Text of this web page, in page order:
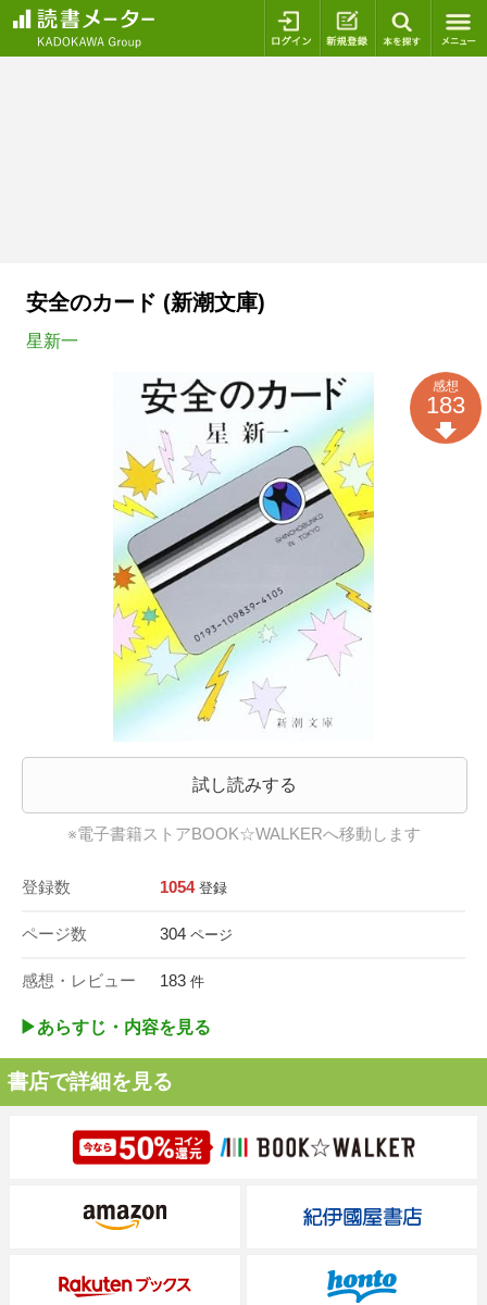
ログイン 新規登録
安全のカード (新潮文庫)
星新一
試し読みする
※電子書籍ストアBOOK☆WALKERへ移動します
登録数 1054 登録
ページ数 304 ページ
感想・レビュー 183 件
感想
183
▶︎あらすじ・内容を見る
書店で詳細を見る